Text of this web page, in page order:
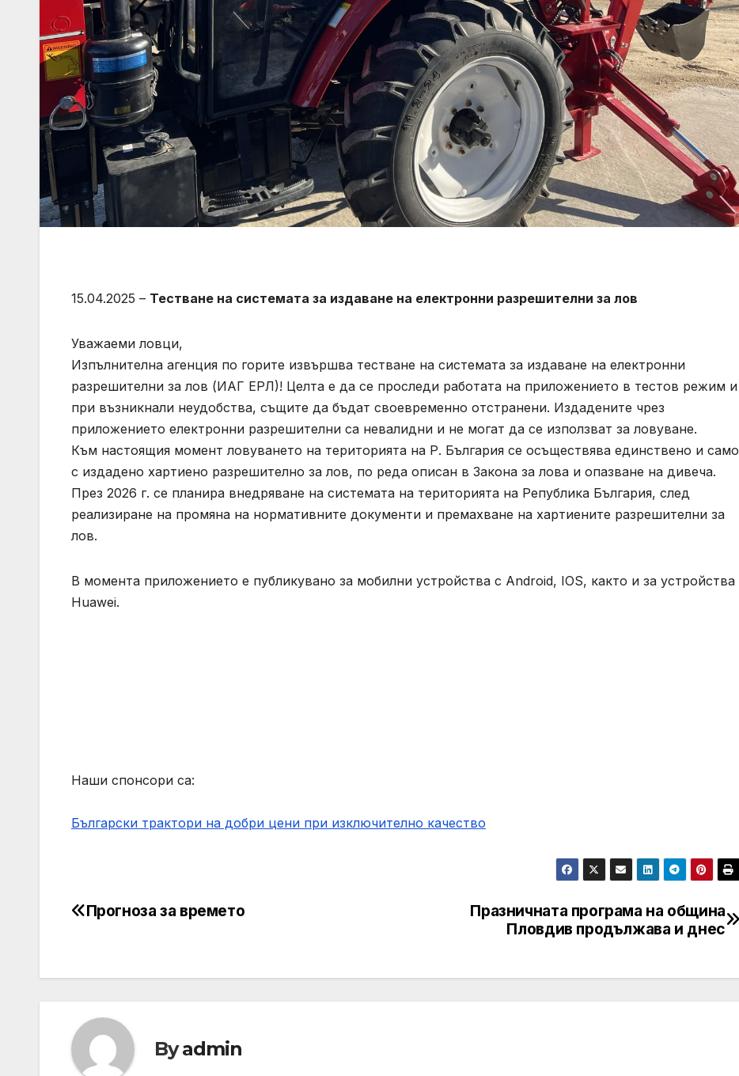
15.04.2025 – Тестване на системата за издаване на електронни разрешителни за лов
Уважаеми ловци,
Изпълнителна агенция по горите извършва тестване на системата за издаване на електронни
разрешителни за лов (ИАГ ЕРЛ)! Целта е да се проследи работата на приложението в тестов режим и
при възникнали неудобства, същите да бъдат своевременно отстранени. Издадените чрез
приложението електронни разрешителни са невалидни и не могат да се използват за ловуване.
Към настоящия момент ловуването на територията на Р. България се осъществява единствено и само
с издадено хартиено разрешително за лов, по реда описан в Закона за лова и опазване на дивеча.
През 2026 г. се планира внедряване на системата на територията на Република България, след
реализиране на промяна на нормативните документи и премахване на хартиените разрешителни за
лов.
В момента приложението е публикувано за мобилни устройства с Android, IOS, както и за устройства
Huawei.
Наши спонсори са:
Български трактори на добри цени при изключително качество
Post
Празничната програма на община
Пловдив продължава и днес
Прогноза за времето
Byadmin